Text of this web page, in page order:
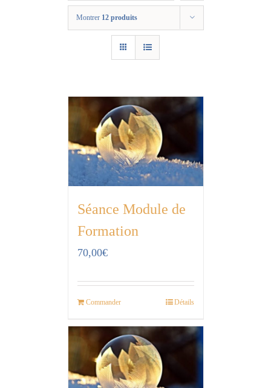
Montrer 12 produits
Séance Module de
Formation
70,00€
Commander Détails